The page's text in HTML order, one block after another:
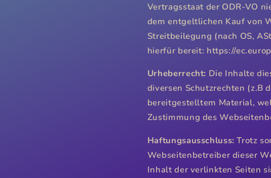
Vertragsstaat der ODR-VO
dem entgeltlichen Kauf von
Streitbeilegung (nach OS,
hierfür bereit: https://
Urheberrecht: Die Inhalte
diversen Schutzrechten (z.B
bereitgestelltem Material,
Zustimmung des
Haftungsausschluss: Trotz
Webseitenbetreiber dieser
Inhalt der verlinkten Seiten